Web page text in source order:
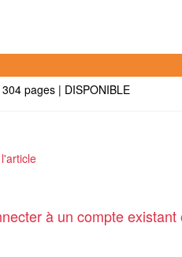
304 pages | DISPONIBLE
à un compte existant